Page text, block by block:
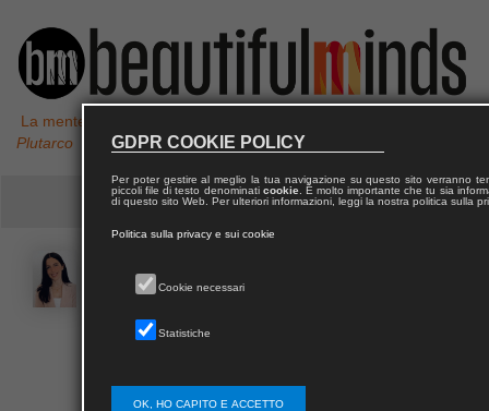
La mente non è un vaso da riempire, ma un fuoco da accendere,
Plutarco
Giorgia
Laureata in Giurisprudenza presso l’Università degli
transnazionale
GDPR COOKIE POLICY
Per poter gestire al meglio la tua navigazione su questo sito verranno
piccoli file di testo denominati cookie. È molto importante che tu sia
di questo sito Web. Per ulteriori informazioni, leggi la nostra politica sulla
Politica sulla privacy e sui cookie
Cookie necessari
Statistiche
OK, HO CAPITO E ACCETTO